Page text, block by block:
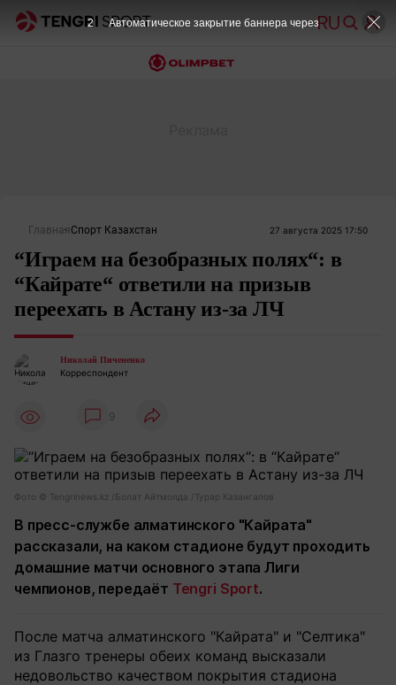
Главная Спорт Казахстан 27 августа 2025 17:50
“Играем на безобразных полях“: в
“Кайрате“ ответили на призыв
переехать в Астану из-за ЛЧ
Николай Пичененко
Корреспондент
9
Фото ©️ Tengrinews.kz /Болат Айтмолда /Турар Казангапов
В пресс-службе алматинского "Кайрата"
рассказали, на каком стадионе будут проходить
домашние матчи основного этапа Лиги
чемпионов, передаёт Tengri Sport.
После матча алматинского "Кайрата" и "Селтика"
из Глазго тренеры обеих команд высказали
недовольство качеством покрытия стадиона
1 Автоматическое закрытие баннера через